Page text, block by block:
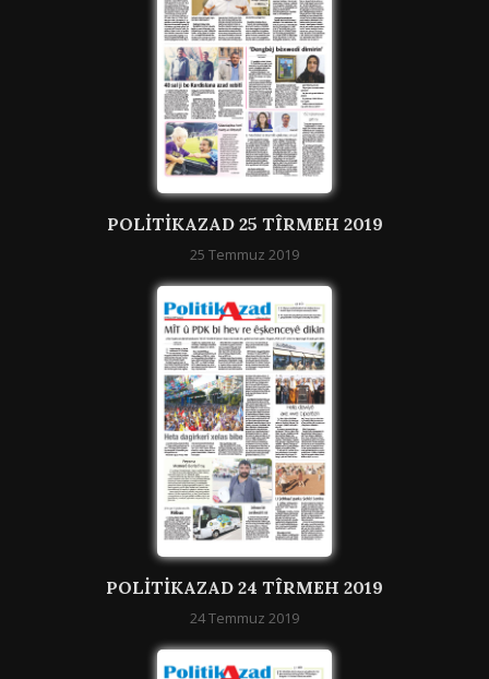
POLITIKAZAD 25 TÎRMEH 2019
25 Temmuz 2019
POLITIKAZAD 24 TÎRMEH 2019
24 Temmuz 2019